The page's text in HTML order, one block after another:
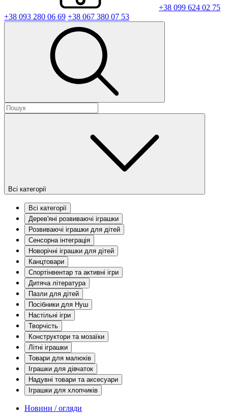
+38 099 624 02 75
+38 093 280 06 69 +38 067 380 07 53
Всі категорії
Всі категорії
Дерев'яні розвиваючі іграшки
Розвиваючі іграшки для дітей
Сенсорна інтеграція
Новорічні іграшки для дітей
Канцтовари
Спортінвентар та активні ігри
Дитяча література
Пазли для дітей
Посібники для Нуш
Настільні ігри
Творчість
Конструктори та мозаїки
Літні іграшки
Товари для малюків
Іграшки для дівчаток
Надувні товари та аксесуари
Іграшки для хлопчиків
Новини / огляди